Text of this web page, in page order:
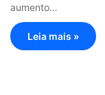
aumento…
Leia mais »